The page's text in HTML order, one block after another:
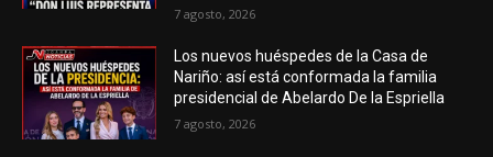
7 agosto, 2026
Los nuevos huéspedes de la Casa de
Nariño: así está conformada la familia
presidencial de Abelardo De la Espriella
7 agosto, 2026